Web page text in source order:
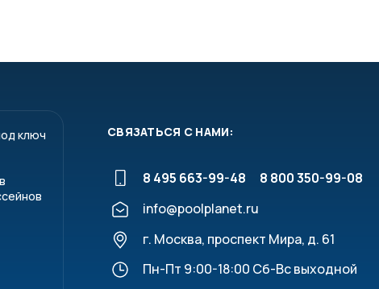
склеиваемых участков очистите
соединение не нагружать первые 10 минут.
125-315 мм
ключ
СВЯЗАТЬСЯ С НАМИ:
8 495 663-99-48
8 800 350-99-08
info@poolplanet.ru
г. Москва, проспект Мира, д. 61
Пн-Пт 9:00-18:00 Сб-Вс выходной